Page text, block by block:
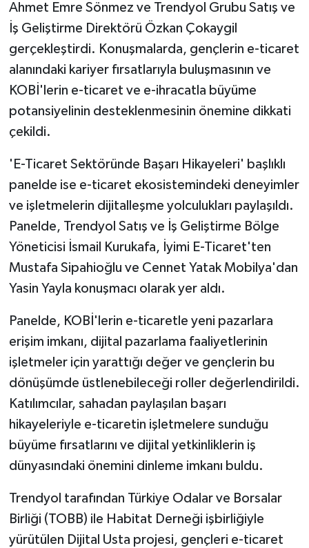
Ahmet Emre Sönmez ve Trendyol Grubu Satış ve
İş Geliştirme Direktörü Özkan Çokaygil
gerçekleştirdi. Konuşmalarda, gençlerin e-ticaret
alanındaki kariyer fırsatlarıyla buluşmasının ve
KOBİ'lerin e-ticaret ve e-ihracatla büyüme
potansiyelinin desteklenmesinin önemine dikkati
çekildi.
'E-Ticaret Sektöründe Başarı Hikayeleri' başlıklı
panelde ise e-ticaret ekosistemindeki deneyimler
ve işletmelerin dijitalleşme yolculukları paylaşıldı.
Panelde, Trendyol Satış ve İş Geliştirme Bölge
Yöneticisi İsmail Kurukafa, İyimi E-Ticaret'ten
Mustafa Sipahioğlu ve Cennet Yatak Mobilya'dan
Yasin Yayla konuşmacı olarak yer aldı.
Panelde, KOBİ'lerin e-ticaretle yeni pazarlara
erişim imkanı, dijital pazarlama faaliyetlerinin
işletmeler için yarattığı değer ve gençlerin bu
dönüşümde üstlenebileceği roller değerlendirildi.
Katılımcılar, sahadan paylaşılan başarı
hikayeleriyle e-ticaretin işletmelere sunduğu
büyüme fırsatlarını ve dijital yetkinliklerin iş
dünyasındaki önemini dinleme imkanı buldu.
Trendyol tarafından Türkiye Odalar ve Borsalar
Birliği (TOBB) ile Habitat Derneği işbirliğiyle
yürütülen Dijital Usta projesi, gençleri e-ticaret